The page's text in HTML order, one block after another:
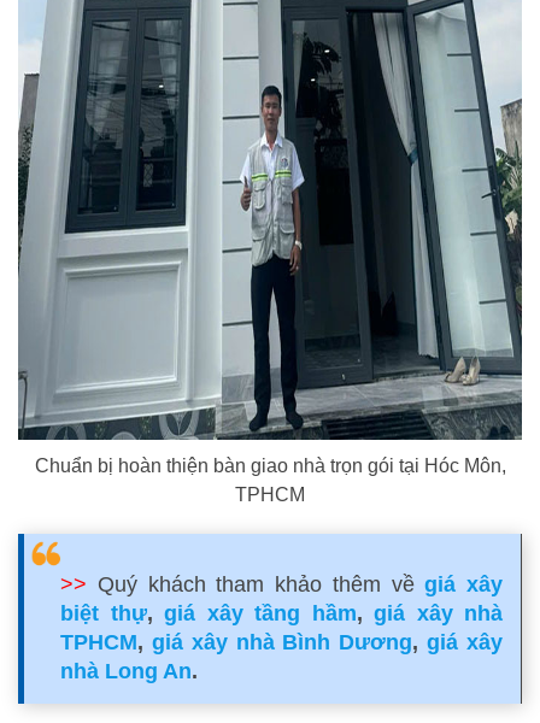
Chuẩn bị hoàn thiện bàn giao nhà trọn gói tại Hóc Môn,
TPHCM
>> Quý khách tham khảo thêm vềgiá xây
biệt thự, giá xây tầng hầm, giá xây nhà
TPHCM, giá xây nhà Bình Dương,giá xây
nhà Long An.